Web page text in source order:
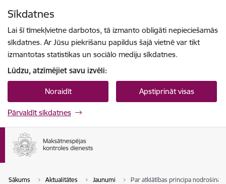
Sīkdatnes
Lai šī tīmekļvietne darbotos, tā izmanto obligāti nepieciešamās
sīkdatnes. Ar Jūsu piekrišanu papildus šajā vietnē var tikt
izmantotas statistikas un sociālo mediju sīkdatnes.
Lūdzu, atzīmējiet savu izvēli:
Noraidīt Apstiprināt visas
Pārvaldīt sīkdatnes
Sākums Aktualitātes Jaunumi Par atklātības principa